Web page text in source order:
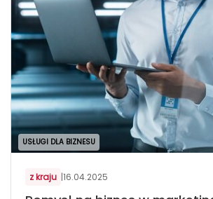
USŁUGI DLA BIZNESU
z kraju |16.04.2025